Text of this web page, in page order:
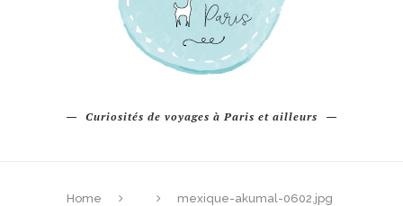
Curiosités de voyages à Paris et ailleurs
Home mexique-akumal-0602.jpg